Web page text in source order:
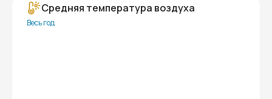
Средняя температура воздуха
Весь год